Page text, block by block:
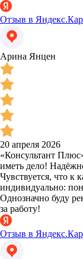
Отзыв в
Арина Янцен
20 апреля 2026
«Консультант
иметь дело!
Чувствуется, что к
индивидуально:
Однозначно буду
за работу!
Отзыв в